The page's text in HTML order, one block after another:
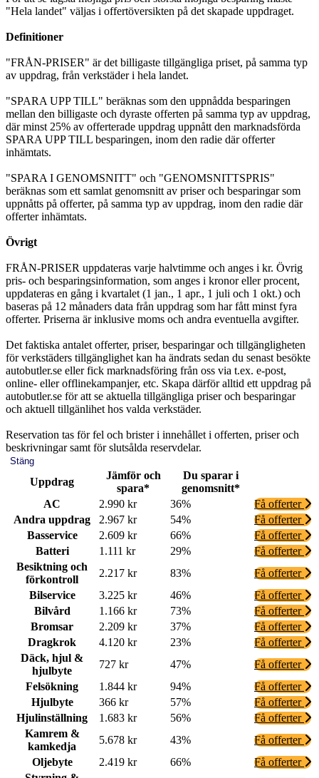
"Hela landet" väljas i offertöversikten på det skapade uppdraget.
Definitioner
"FRÅN-PRISER" är det billigaste tillgängliga priset, på samma typ
av uppdrag, från verkstäder i hela landet.
"SPARA UPP TILL" beräknas som den uppnådda besparingen
mellan den billigaste och dyraste offerten på samma typ av uppdrag,
där minst 25% av offerterade uppdrag uppnått den marknadsförda
SPARA UPP TILL besparingen, inom den radie där offerter
inhämtats.
"SPARA I GENOMSNITT" och "GENOMSNITTSPRIS"
beräknas som ett samlat genomsnitt av priser och besparingar som
uppnåtts på offerter, på samma typ av uppdrag, inom den radie där
offerter inhämtats.
Övrigt
FRÅN-PRISER uppdateras varje halvtimme och anges i kr. Övrig
pris- och besparingsinformation, som anges i kronor eller procent,
uppdateras en gång i kvartalet (1 jan., 1 apr., 1 juli och 1 okt.) och
baseras på 12 månaders data från uppdrag som har fått minst fyra
offerter. Priserna är inklusive moms och andra eventuella avgifter.
Det faktiska antalet offerter, priser, besparingar och tillgängligheten
för verkstäders tillgänglighet kan ha ändrats sedan du senast besökte
autobutler.se eller fick marknadsföring från oss via t.ex. e-post,
online- eller offlinekampanjer, etc. Skapa därför alltid ett uppdrag på
autobutler.se för att se aktuella tillgängliga priser och besparingar
och aktuell tillgänlihet hos valda verkstäder.
Reservation tas för fel och brister i innehållet i offerten, priser och
beskrivningar samt för slutsålda reservdelar.
Stäng
Uppdrag
Jämför och
spara*
Du sparar i
genomsnitt*
AC
2.990 kr 36%
Få offerter
Andra uppdrag
2.967 kr 54%
Få offerter
Basservice
2.609 kr 66%
Få offerter
Batteri
1.111 kr 29%
Få offerter
Besiktning och
förkontroll
2.217 kr 83%
Få offerter
Bilservice
3.225 kr 46%
Få offerter
Bilvård
1.166 kr 73%
Få offerter
Bromsar
2.209 kr 37%
Få offerter
Dragkrok
4.120 kr 23%
Få offerter
Däck, hjul &
hjulbyte
727 kr 47%
Få offerter
Felsökning
1.844 kr 94%
Få offerter
Hjulbyte
366 kr 57%
Få offerter
Hjulinställning
1.683 kr 56%
Få offerter
Kamrem &
kamkedja
5.678 kr 43%
Få offerter
Oljebyte
2.419 kr 66%
Få offerter